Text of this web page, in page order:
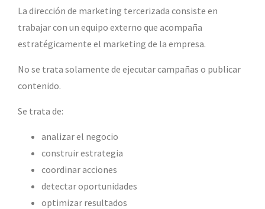
La dirección de marketing tercerizada consiste en
trabajar con un equipo externo que acompaña
estratégicamente el marketing de la empresa.
No se trata solamente de ejecutar campañas o publicar
contenido.
Se trata de:
analizar el negocio
construir estrategia
coordinar acciones
detectar oportunidades
optimizar resultados